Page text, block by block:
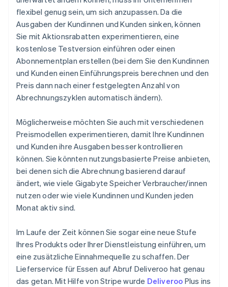
flexibel genug sein, um sich anzupassen. Da die
Ausgaben der Kundinnen und Kunden sinken, können
Sie mit Aktionsrabatten experimentieren, eine
kostenlose Testversion einführen oder einen
Abonnementplan erstellen (bei dem Sie den Kundinnen
und Kunden einen Einführungspreis berechnen und den
Preis dann nach einer festgelegten Anzahl von
Abrechnungszyklen automatisch ändern).
Möglicherweise möchten Sie auch mit verschiedenen
Preismodellen experimentieren, damit Ihre Kundinnen
und Kunden ihre Ausgaben besser kontrollieren
können. Sie könnten nutzungsbasierte Preise anbieten,
bei denen sich die Abrechnung basierend darauf
ändert, wie viele Gigabyte Speicher Verbraucher/innen
nutzen oder wie viele Kundinnen und Kunden jeden
Monat aktiv sind.
Im Laufe der Zeit können Sie sogar eine neue Stufe
Ihres Produkts oder Ihrer Dienstleistung einführen, um
eine zusätzliche Einnahmequelle zu schaffen. Der
Lieferservice für Essen auf Abruf Deliveroo hat genau
das getan. Mit Hilfe von Stripe wurde Deliveroo Plus ins